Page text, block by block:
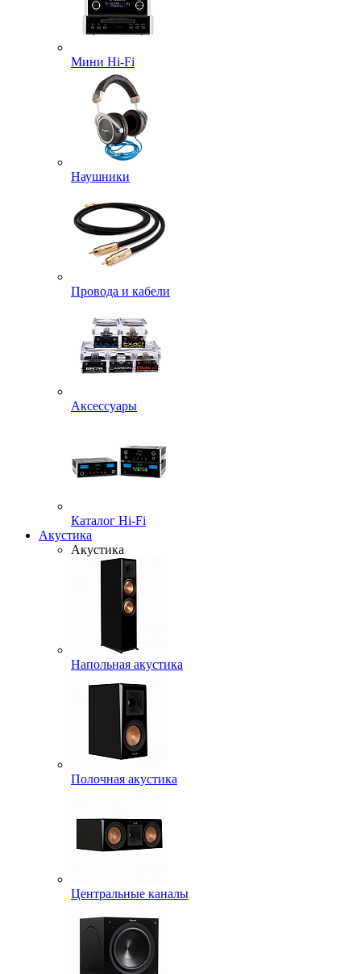
Мини Hi-Fi
Наушники
Провода и кабели
Аксессуары
Каталог Hi-Fi
Акустика
Акустика
Напольная акустика
Полочная акустика
Центральные каналы